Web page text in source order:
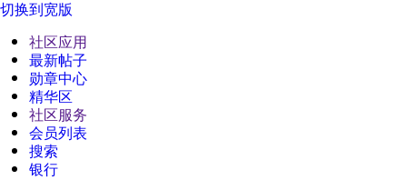
切换到宽版
社区应用
最新帖子
勋章中心
精华区
社区服务
会员列表
搜索
银行